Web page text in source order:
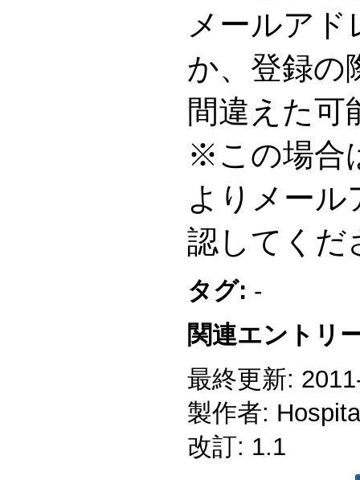
メールア
か、登録の
間違えた可
※この場合
よりメール
認してくだ
タグ: -
関連エントリ
最終更新:
製作者:
改訂: 1.1